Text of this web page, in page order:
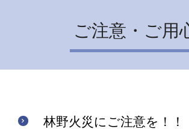
ご注意・ご用
林野火災にご注意を！！